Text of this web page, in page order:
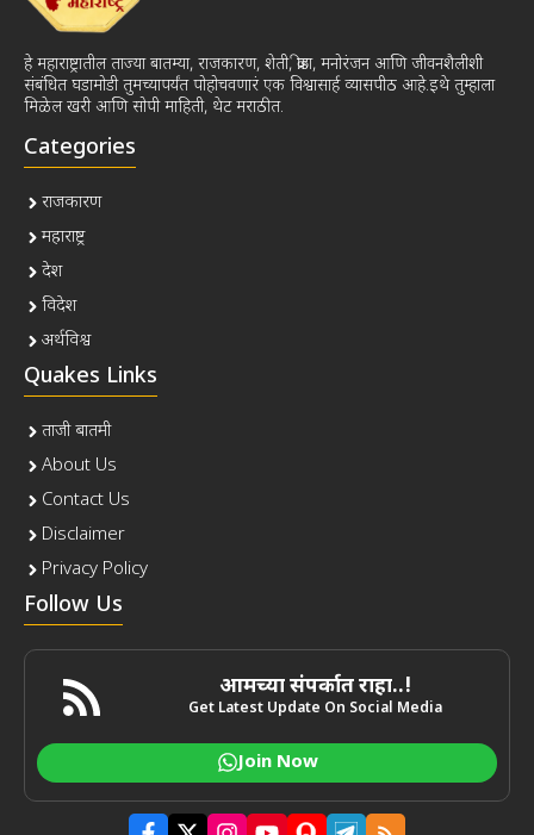
हे महाराष्ट्रातील ताज्या बातम्या, राजकारण, शेती, क्रीडा, मनोरंजन आणि जीवनशैलीशी
संबंधित घडामोडी तुमच्यापर्यंत पोहोचवणारं एक विश्वासार्ह व्यासपीठ आहे.इथे तुम्हाला
मिळेल खरी आणि सोपी माहिती, थेट मराठीत.
Categories
राजकारण
महाराष्ट्र
देश
विदेश
अर्थविश्व
Quakes Links
ताजी बातमी
About Us
Contact Us
Disclaimer
Privacy Policy
Follow Us
आमच्या संपर्कात राहा..!
Get Latest Update On Social Media
Join Now